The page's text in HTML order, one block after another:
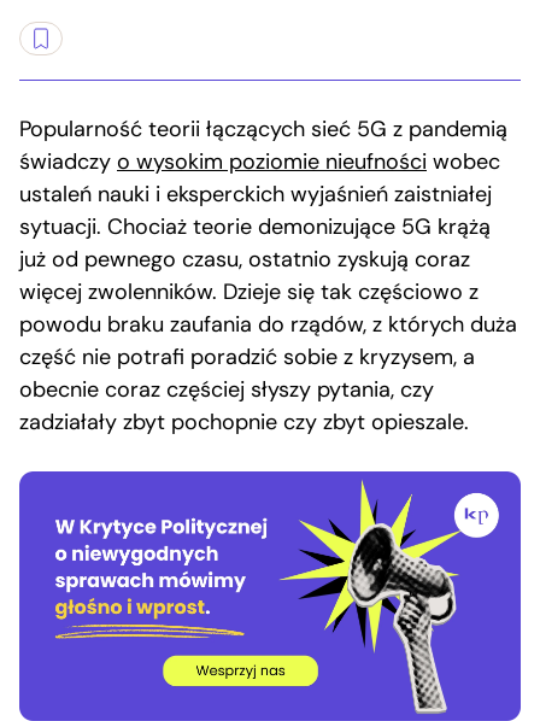
Popularność teorii łączących sieć 5G z pandemią
świadczy o wysokim poziomie nieufności wobec
ustaleń nauki i eksperckich wyjaśnień zaistniałej
sytuacji. Chociaż teorie demonizujące 5G krążą
już od pewnego czasu, ostatnio zyskują coraz
więcej zwolenników. Dzieje się tak częściowo z
powodu braku zaufania do rządów, z których duża
część nie potrafi poradzić sobie z kryzysem, a
obecnie coraz częściej słyszy pytania, czy
zadziałały zbyt pochopnie czy zbyt opieszale.